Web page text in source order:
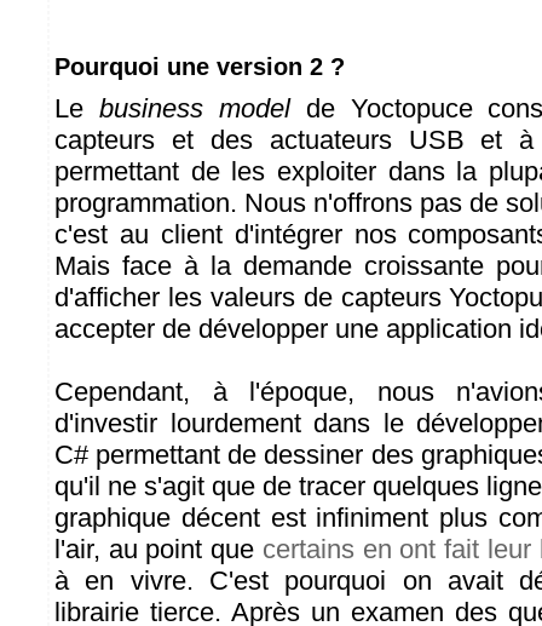
Pourquoi une version 2 ?
Le business modelde Yoctopuce
capteurs et des actuateurs USB et
permettant de les exploiter dans la
programmation. Nous n'offrons pas de
c'est au client d'intégrer nos
Mais face à la demande croissante
d'afficher les valeurs de capteurs
accepter de développer une application
Cependant, à l'époque, nous
d'investir lourdement dans le
C# permettant de dessiner des
qu'il ne s'agit que de tracer quelques
graphique décent est infiniment plus
l'air, au point que certains en ont fait leur
à en vivre. C'est pourquoi on avait
librairie tierce. Après un examen des